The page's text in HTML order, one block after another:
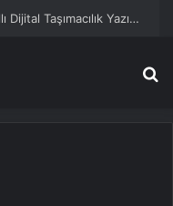
UETDS Nedir ? Uetds.com İle Akıllı Dijital Taşımacılık Yazılımı